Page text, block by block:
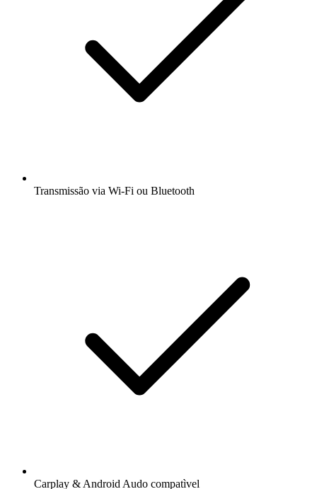
Transmissão via Wi-Fi ou Bluetooth
Carplay & Android Audo compatìvel